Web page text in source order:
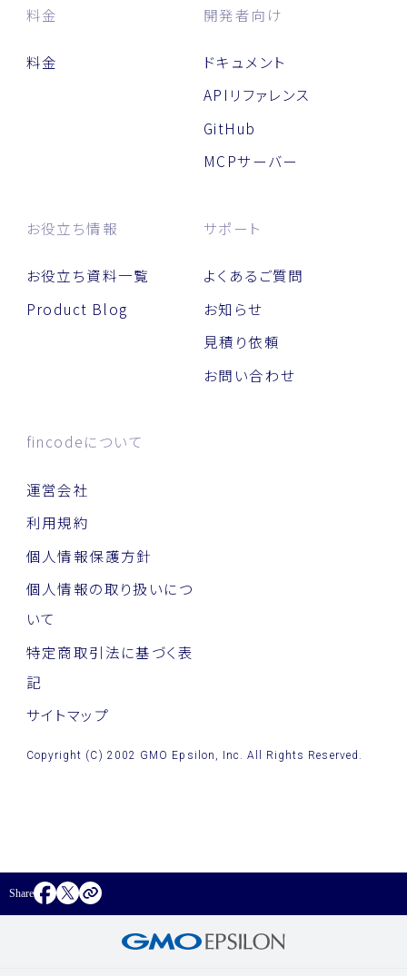
料金
料金
開発者向け
ドキュメント
APIリファレンス
GitHub
MCPサーバー
お役立ち情報
お役立ち資料一覧
Product Blog
サポート
よくあるご質問
お知らせ
見積り依頼
お問い合わせ
fincodeについて
運営会社
利用規約
個人情報保護方針
個人情報の取り扱いにつ
いて
特定商取引法に基づく表
記
サイトマップ
Copyright (C) 2002 GMO Epsilon, Inc. All Rights Reserved.
Share